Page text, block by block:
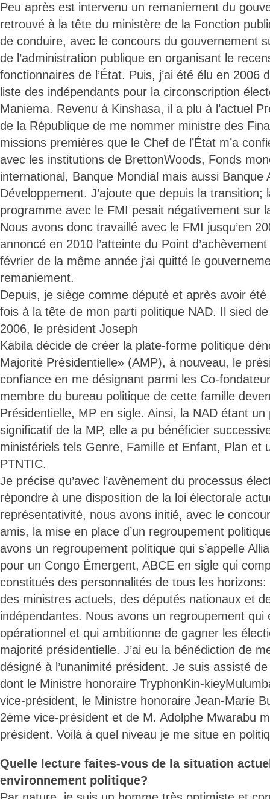
Peu après est intervenu un remaniement du
retrouvé à la tête du ministère de la Fonction
de conduire, avec le concours du gouvernement
de l’administration publique en organisant le
fonctionnaires de l’État. Puis, j’ai été élu en 2006
liste des indépendants pour la circonscription
Maniema. Revenu à Kinshasa, il a plu à l’actuel
de la République de me nommer ministre des
missions premières que le Chef de l’État m’a
avec les institutions de BrettonWoods, Fonds
international, Banque Mondial mais aussi Banque
Développement. J’ajoute que depuis la transition;
programme avec le FMI pesait négativement sur
Nous avons donc travaillé avec le FMI jusqu’en
annoncé en 2010 l’atteinte du Point
février de la même année j’ai quitté le
remaniement.
Depuis, je siège comme député et après avoir
fois à la tête de mon parti politique NAD. Il sied de
2006, le président Joseph
Kabila décide de créer la plate-forme politique
Majorité Présidentielle» (AMP), à nouveau, le
confiance en me désignant parmi les Co-
membre du bureau politique de cette famille
Présidentielle, MP en sigle. Ainsi, la NAD étant un
significatif de la MP, elle a pu bénéficier
ministériels tels Genre, Famille et Enfant, Plan et
PTNTIC.
Je précise qu’avec l’avènement du processus
répondre à une disposition de la loi électorale
représentativité, nous avons initié, avec le
amis, la mise en place d’un regroupement
avons un regroupement politique qui s’appelle
pour un Congo Émergent, ABCE en sigle qui
constitués des personnalités de tous les horizons:
des ministres actuels, des députés nationaux et
indépendantes. Nous avons un regroupement qui
opérationnel et qui ambitionne de gagner les
majorité présidentielle. J’ai eu la bénédiction de
désigné à l’unanimité président. Je suis assisté
dont le Ministre honoraire TryphonKin-
vice-président, le Ministre honoraire Jean-Marie
2ème vice-président et de M. Adolphe Mwarabu
président. Voilà à quel niveau je me situe en
Quelle lecture faites-vous de la situation
environnement politique?